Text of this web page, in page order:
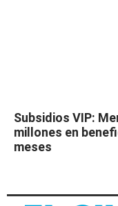
Subsidios VIP:
millones en
meses